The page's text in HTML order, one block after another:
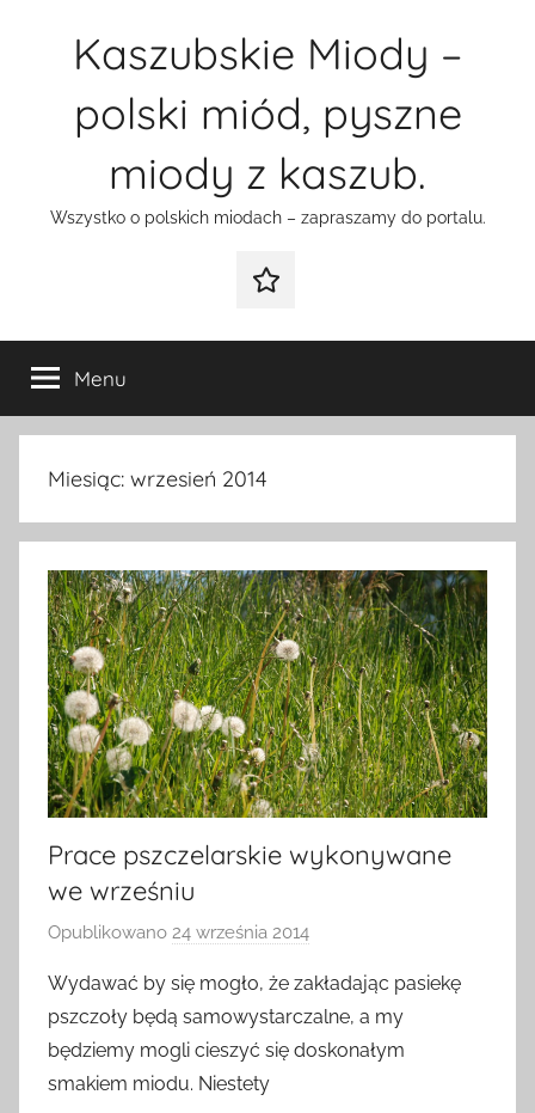
Kaszubskie Miody –
polski miód, pyszne
miody z kaszub.
Wszystko o polskich miodach – zapraszamy do portalu.
Galeria
Menu
Miesiąc: wrzesień 2014
Prace pszczelarskie wykonywane
we wrześniu
Opublikowano 24 września 2014
z
e
z
Wydawać by się mogło, że zakładając pasiekę
pszczoły będą samowystarczalne, a my
będziemy mogli cieszyć się doskonałym
smakiem miodu. Niestety